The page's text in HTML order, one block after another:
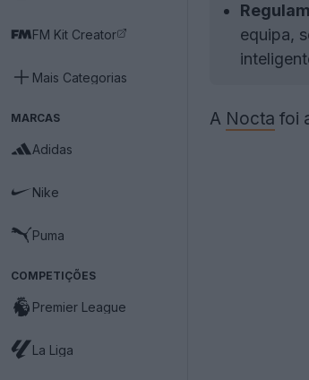
FM Kit Creator
Mais Categorias
MARCAS
Adidas
Nike
Puma
COMPETIÇÕES
Premier League
La Liga
equipa,
A Nocta foi